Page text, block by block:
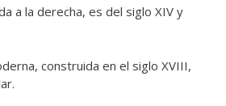
a la derecha, es del siglo XIV y
construida en el siglo XVIII,